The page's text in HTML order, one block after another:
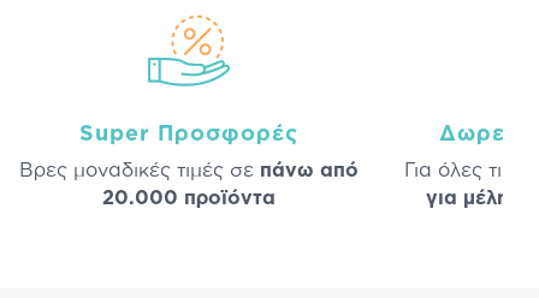
Super Προσφορές
Βρες μοναδικές τιμές σε πάνω από
20.000 προϊόντα
Δωρεάν
Για όλες τις
για μέλη